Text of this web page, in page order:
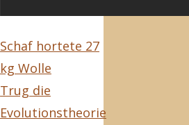
Schaf hortete 27
kg Wolle
Trug die
Evolutionstheorie